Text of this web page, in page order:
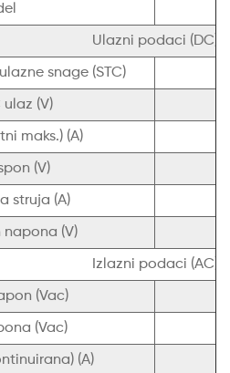
Ulazni podaci (DC)
snage (STC)
ulaz (V)
maks.) (A)
(V)
struja (A)
napona (V)
Izlazni podaci (AC)
(Vac)
(Vac)
(A)